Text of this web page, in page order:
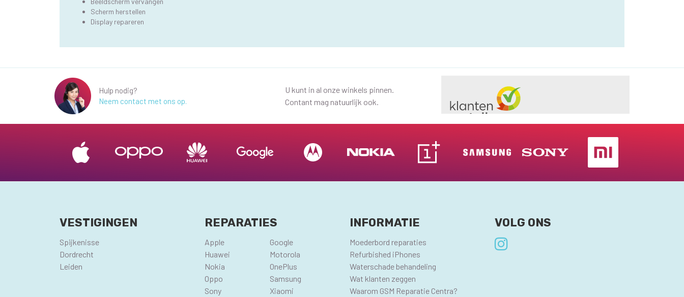
Scherm herstellen
Display repareren
Hulp nodig?
Neem contact met ons op.
U kunt in al onze winkels pinnen.
Contant mag natuurlijk ook.
VESTIGINGEN
Spijkenisse
Dordrecht
Leiden
REPARATIES
Apple
Google
Huawei
Motorola
Nokia
OnePlus
Oppo
Samsung
Sony
Xiaomi
INFORMATIE
Moederbord reparaties
Refurbished iPhones
Waterschade behandeling
Wat klanten zeggen
Waarom GSM Reparatie Centra?
VOLG ONS